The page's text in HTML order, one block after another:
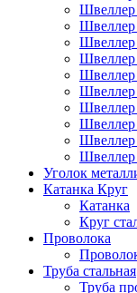
Уголок
Катанка Круг
Катанка
Круг
Проволока
Труба стальная
Труба